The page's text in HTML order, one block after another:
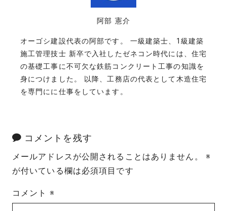
阿部 憲介
オーゴシ建設代表の阿部です。 一級建築士、1級建築
施工管理技士 新卒で入社したゼネコン時代には、住宅
の基礎工事に不可欠な鉄筋コンクリート工事の知識を
身につけました。 以降、工務店の代表として木造住宅
を専門にに仕事をしています。
コメントを残す
メールアドレスが公開されることはありません。
※
が付いている欄は必須項目です
コメント ※